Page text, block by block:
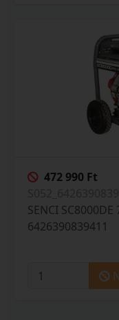
472 990 Ft
SENCI SC8000DE
6426390839411